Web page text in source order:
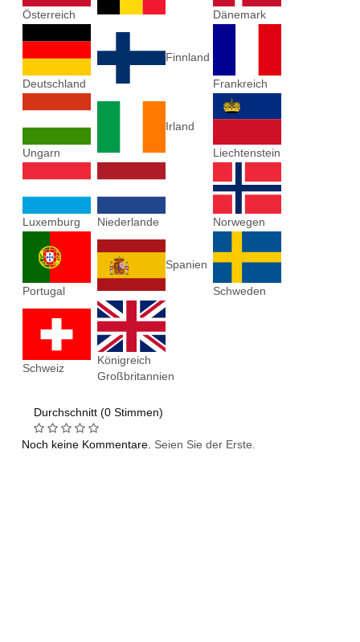
Österreich Dänemark
Deutschland
Finnland
Frankreich
Ungarn
Irland
Liechtenstein
Luxemburg Niederlande Norwegen
Portugal
Spanien
Schweden
Schweiz
Königreich
Großbritannien
Durchschnitt (0 Stimmen)
Noch keine Kommentare. Seien Sie der Erste.